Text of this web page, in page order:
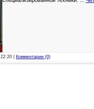
| Комментарии (0)